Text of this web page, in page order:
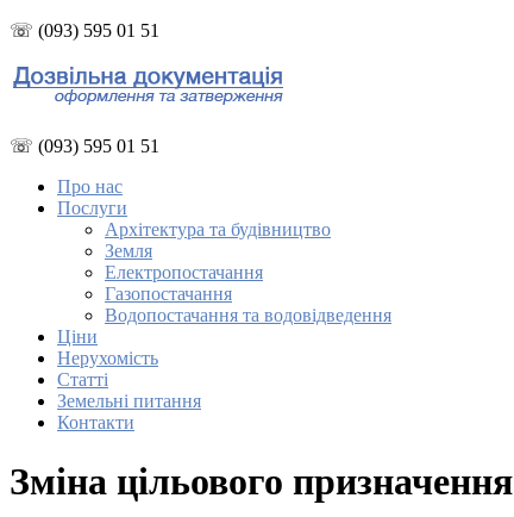
☏ (093) 595 01 51
☏ (093) 595 01 51
Про нас
Послуги
Архітектура та будівництво
Земля
Електропостачання
Газопостачання
Водопостачання та водовідведення
Ціни
Нерухомість
Статті
Земельні питання
Контакти
Зміна цільового призначення